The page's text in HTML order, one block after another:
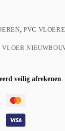
, PVC
VLOER
veilig afrekenen